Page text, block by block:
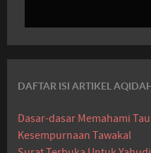
DAFTAR ISI ARTIKEL
Dasar-dasar Memahami
Kesempurnaan Tawakal